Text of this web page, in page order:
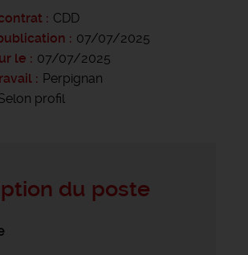
CDD
07/07/2025
le
07/07/2025
Perpignan
profil
du poste